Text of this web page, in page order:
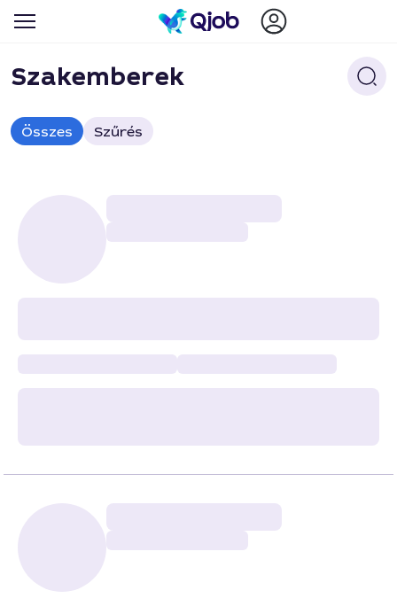
Szakemberek
Összes Szűrés